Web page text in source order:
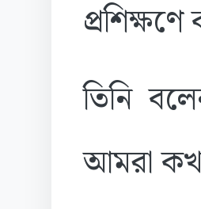
তিনি
আমরা